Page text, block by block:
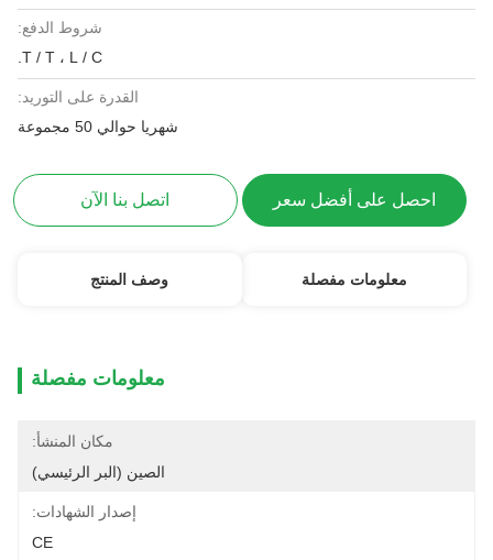
شروط الدفع:
T / T ، L / C.
القدرة على التوريد:
شهريا حوالي 50 مجموعة
احصل على أفضل سعر اتصل بنا الآن
معلومات مفصلة وصف المنتج
معلومات مفصلة
مكان المنشأ:
الصين (البر الرئيسي)
إصدار الشهادات:
CE